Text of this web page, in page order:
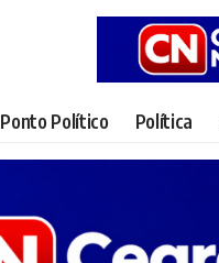
Ponto Político Política